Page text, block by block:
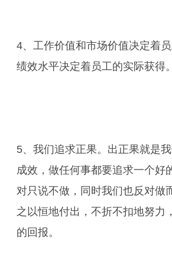
4、工作价值和市场价值决定着员
绩效水平决定着员工的实际获得。
5、我们追求正果。出正果就是
成效，做任何事都要追求一个好
对只说不做，同时我们也反对做
之以恒地付出，不折不扣地努力
的回报。